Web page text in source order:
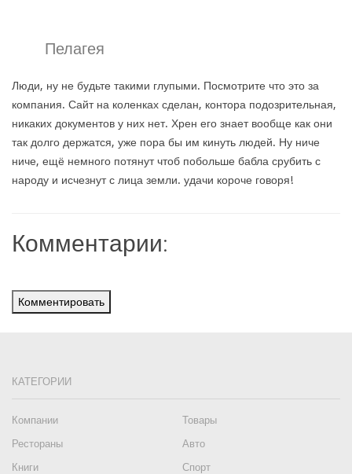
Пелагея
Люди, ну не будьте такими глупыми. Посмотрите что это за
компания. Сайт на коленках сделан, контора подозрительная,
никаких документов у них нет. Хрен его знает вообще как они
так долго держатся, уже пора бы им кинуть людей. Ну ниче
ниче, ещё немного потянут чтоб побольше бабла срубить с
народу и исчезнут с лица земли. удачи короче говоря!
Комментарии:
Комментировать
КАТЕГОРИИ
Компании
Товары
Рестораны
Авто
Книги
Спорт